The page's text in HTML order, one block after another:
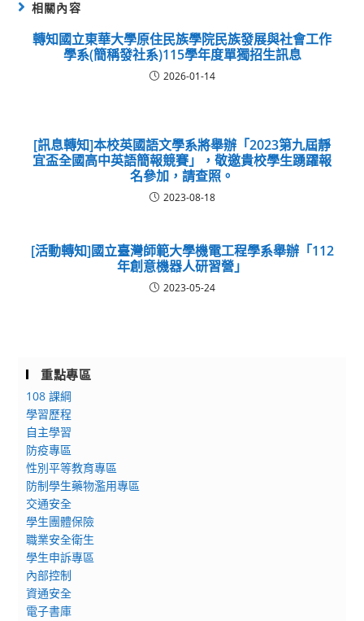
相關內容
轉知國立東華大學原住民族學院民族發展與社會工作
學系(簡稱發社系)115學年度單獨招生訊息
2026-01-14
[訊息轉知]本校英國語文學系將舉辦「2023第九屆靜
宜盃全國高中英語簡報競賽」，敬邀貴校學生踴躍報
名參加，請查照。
2023-08-18
[活動轉知]國立臺灣師範大學機電工程學系舉辦「112
年創意機器人研習營」
2023-05-24
重點專區
108 課綱
學習歷程
自主學習
防疫專區
性別平等教育專區
防制學生藥物濫用專區
交通安全
學生團體保險
職業安全衛生
學生申訴專區
內部控制
資通安全
電子書庫